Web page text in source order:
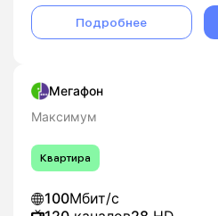
Подробнее
Мегафон
Максимум
Квартира
100Мбит/с